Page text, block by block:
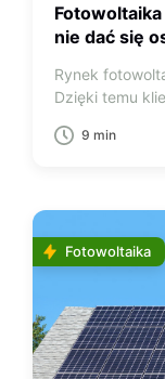
nie dać się
Rynek
Dzięki temu
9 min
Fotowoltaika